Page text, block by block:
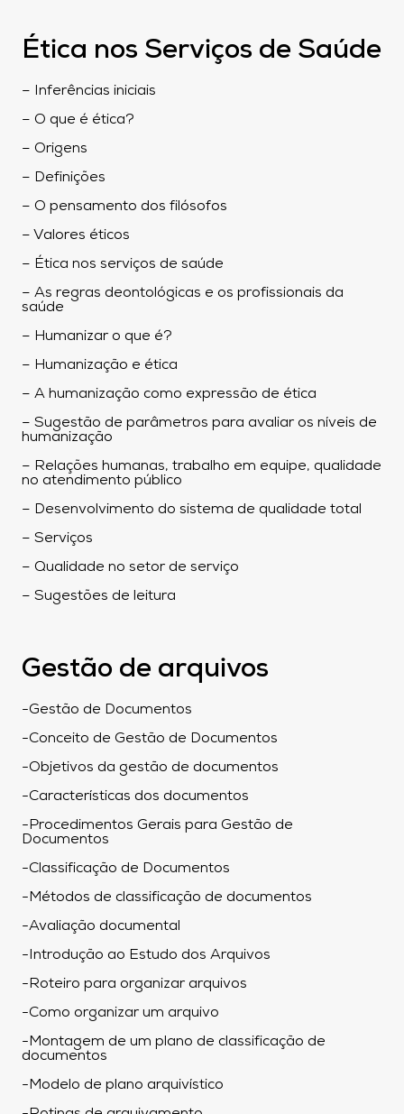
Ética nos Serviços de Saúde
– Inferências iniciais
– O que é ética?
– Origens
– Definições
– O pensamento dos filósofos
– Valores éticos
– Ética nos serviços de saúde
– As regras deontológicas e os profissionais da
saúde
– Humanizar o que é?
– Humanização e ética
– A humanização como expressão de ética
– Sugestão de parâmetros para avaliar os níveis de
humanização
– Relações humanas, trabalho em equipe, qualidade
no atendimento público
– Desenvolvimento do sistema de qualidade total
– Serviços
– Qualidade no setor de serviço
– Sugestões de leitura
Gestão de arquivos
-Gestão de Documentos
-Conceito de Gestão de Documentos
-Objetivos da gestão de documentos
-Características dos documentos
-Procedimentos Gerais para Gestão de
Documentos
-Classificação de Documentos
-Métodos de classificação de documentos
-Avaliação documental
-Introdução ao Estudo dos Arquivos
-Roteiro para organizar arquivos
-Como organizar um arquivo
-Montagem de um plano de classificação de
documentos
-Modelo de plano arquivístico